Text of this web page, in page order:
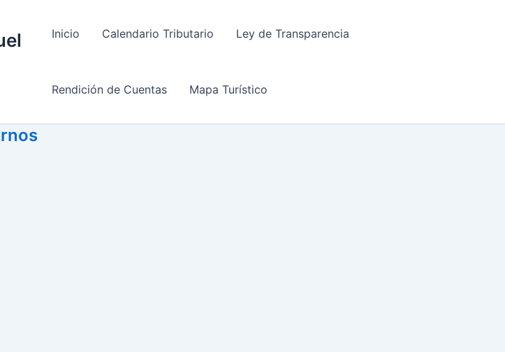
Inicio Calendario Tributario Ley de Transparencia
Rendición de Cuentas Mapa Turístico